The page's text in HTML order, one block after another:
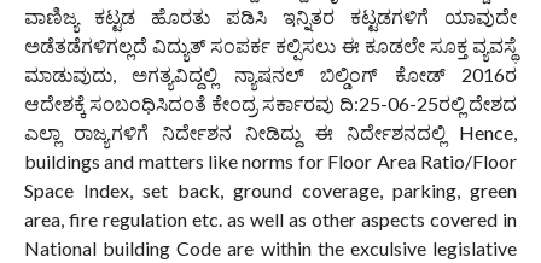
ವಾಣಿಜ್ಯ ಕಟ್ಟಡ ಹೊರತು ಪಡಿಸಿ ಇನ್ನಿತರ ಕಟ್ಟಡಗಳಿಗೆ ಯಾವುದೇ
ಅಡೆತಡೆಗಳಿಗಲ್ಲದೆ ವಿದ್ಯುತ್ ಸಂಪರ್ಕ ಕಲ್ಪಿಸಲು ಈ ಕೂಡಲೇ ಸೂಕ್ತ ವ್ಯವಸ್ಥೆ
ಮಾಡುವುದು, ಅಗತ್ಯವಿದ್ದಲ್ಲಿ ನ್ಯಾಷನಲ್ ಬಿಲ್ಡಿಂಗ್ ಕೋಡ್ 2016ರ
ಆದೇಶಕ್ಕೆ ಸಂಬಂಧಿಸಿದಂತೆ ಕೇಂದ್ರ ಸರ್ಕಾರವು ದಿ:25-06-25ರಲ್ಲಿ ದೇಶದ
ಎಲ್ಲಾ ರಾಜ್ಯಗಳಿಗೆ ನಿರ್ದೇಶನ ನೀಡಿದ್ದು ಈ ನಿರ್ದೇಶನದಲ್ಲಿ Hence,
buildings and matters like norms for Floor Area Ratio/Floor
Space Index, set back, ground coverage, parking, green
area, fire regulation etc. as well as other aspects covered in
National building Code are within the exculsive legislative